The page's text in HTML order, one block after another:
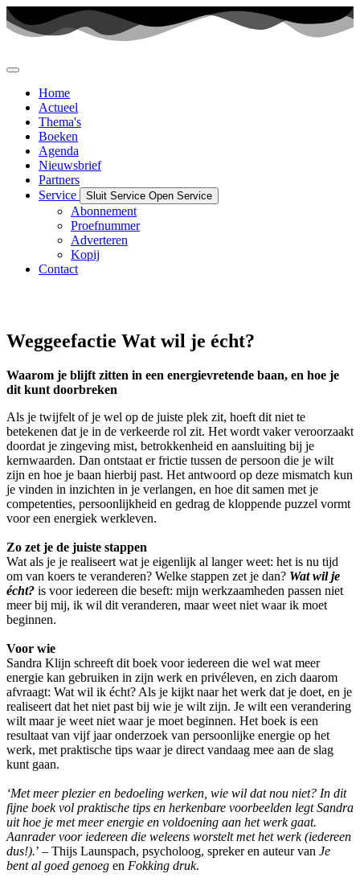
Ga
naar
Home
Actueel
Thema's
Boeken
Agenda
Nieuwsbrief
Partners
Service
Sluit Service Open Service
Abonnement
Proefnummer
Adverteren
Kopij
Contact
Weggeefactie Wat wil je écht?
Waarom je blijft zitten in een energievretende baan, en hoe je
dit kunt doorbreken
Als je twijfelt of je wel op de juiste plek zit, hoeft dit niet te
betekenen dat je in de verkeerde rol zit. Het wordt vaker veroorzaakt
doordat je zingeving mist, betrokkenheid en aansluiting bij je
kernwaarden. Dan ontstaat er frictie tussen de persoon die je wilt
zijn en hoe je baan hierbij past. Het antwoord op deze mismatch kun
je vinden in inzichten in je verlangen, en hoe dit samen met je
competenties, persoonlijkheid en gedrag de kloppende puzzel vormt
voor een energiek werkleven.
Zo zet je de juiste stappen
Wat als je je realiseert wat je eigenlijk al langer weet: het is nu tijd
om van koers te veranderen? Welke stappen zet je dan? Wat wil je
écht? is voor iedereen die beseft: mijn werkzaamheden passen niet
meer bij mij, ik wil dit veranderen, maar weet niet waar ik moet
beginnen.
Voor wie
Sandra Klijn schreeft dit boek voor iedereen die wel wat meer
energie kan gebruiken in zijn werk en privéleven, en zich daarom
afvraagt: Wat wil ik écht? Als je kijkt naar het werk dat je doet, en je
realiseert dat het niet past bij wie je wilt zijn. Je wilt een verandering
wilt maar je weet niet waar je moet beginnen. Het boek is een
resultaat van vijf jaar onderzoek van persoonlijke energie op het
werk, met praktische tips waar je direct vandaag mee aan de slag
kunt gaan.
‘Met meer plezier en bedoeling werken, wie wil dat nou niet? In dit
fijne boek vol praktische tips en herkenbare voorbeelden legt Sandra
uit hoe je met meer energie en voldoening aan het werk gaat.
Aanrader voor iedereen die weleens worstelt met het werk (iedereen
dus!).’ – Thijs Launspach, psycholoog, spreker en auteur van Je
bent al goed genoeg en Fokking druk.